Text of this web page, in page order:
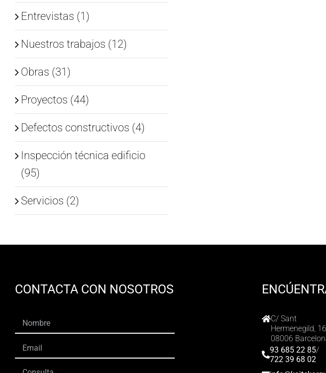
Entrevistas (1)
Nuestros trabajos (12)
Obras (31)
Proyectos (44)
Defectos constructivos (4)
Inspección técnica edificio
(95)
Servicios (2)
CONTACTA CON NOSOTROS
C/ Sant
Hermenegild, 16
08006
93 685 22 85/
722 39 68 02